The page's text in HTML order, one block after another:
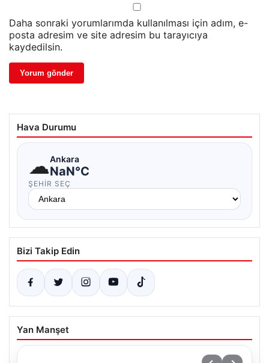
Daha sonraki yorumlarımda kullanılması için adım, e-
posta adresim ve site adresim bu tarayıcıya
kaydedilsin.
Hava Durumu
☁Ankara
NaN°C
ŞEHIR SEÇ
Bizi Takip Edin
Yan Manşet